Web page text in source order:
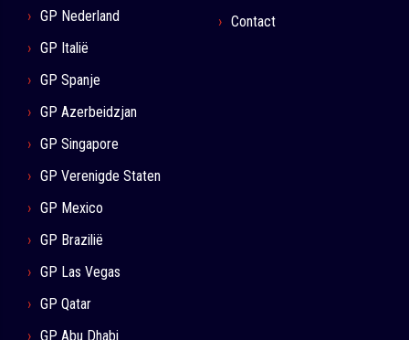
GP Nederland
GP Italië
GP Spanje
GP Azerbeidzjan
GP Singapore
GP Verenigde Staten
GP Mexico
GP Brazilië
GP Las Vegas
GP Qatar
GP Abu Dhabi
Contact